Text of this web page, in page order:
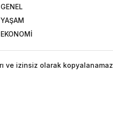
GENEL
YAŞAM
EKONOMİ
ve izinsiz olarak kopyalanamaz,